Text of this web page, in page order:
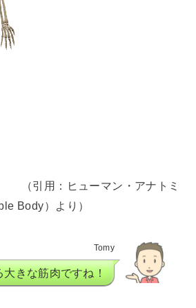
（引用：ヒューマン・アナトミ
Body）より）
Tomy
大きな筋肉ですね！